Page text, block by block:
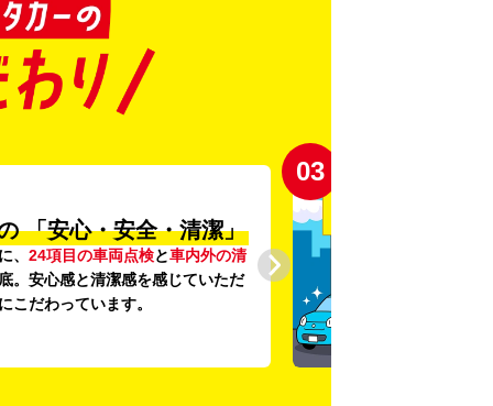
「安心・安全・清潔」
、 24項目の車両点検と車内外の清
。安心感と清潔感を感じていただ
こだわっています。
03